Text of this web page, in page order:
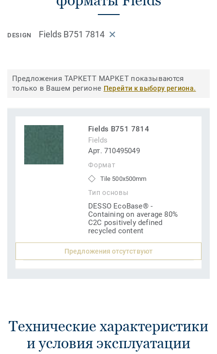
DESIGN Fields B751 7814
Предложения ТАРКЕТТ МАРКЕТ показываются
только в Вашем регионе Перейти к выбору региона.
Fields B751 7814
Fields
Арт. 710495049
Формат
Tile 500x500mm
Тип основы
DESSO EcoBase® -
Containing on average 80%
C2C positively defined
recycled content
Предложения отсутствуют
Технические характеристики
и условия эксплуатации